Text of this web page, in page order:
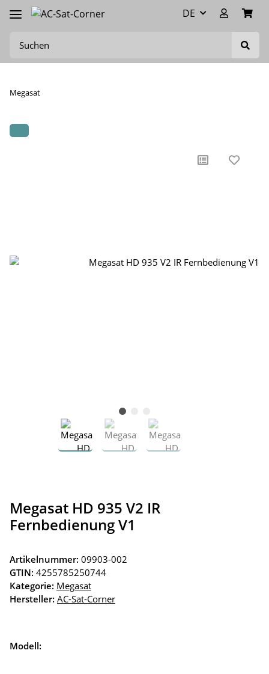
DE
Megasat
Megasat HD 935 V2 IR
Fernbedienung V1
Artikelnummer: 09903-002
GTIN: 4255785250744
Kategorie: Megasat
Hersteller: AC-Sat-Corner
Modell: